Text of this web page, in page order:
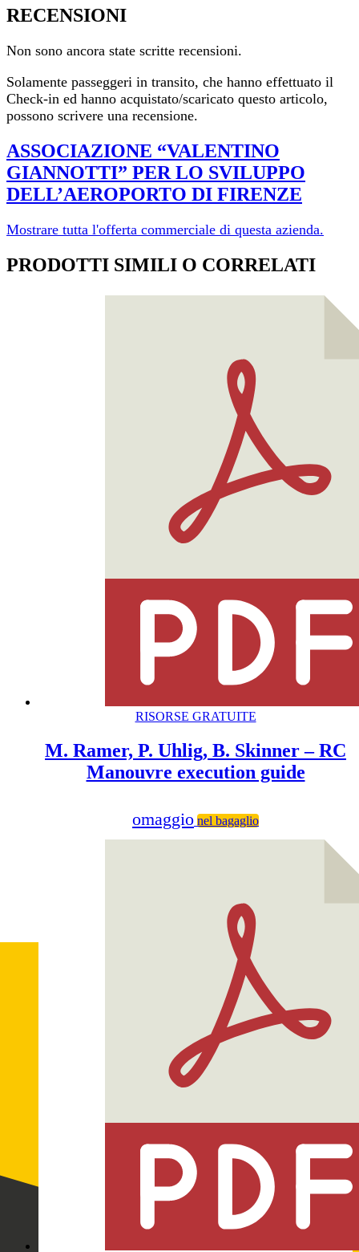
RECENSIONI
Non sono ancora state scritte recensioni.
Solamente passeggeri in transito, che hanno effettuato il
Check-in ed hanno acquistato/scaricato questo articolo,
possono scrivere una recensione.
ASSOCIAZIONE “VALENTINO
GIANNOTTI” PER LO SVILUPPO
DELL’AEROPORTO DI FI­RENZE
Mostrare tutta l'offerta commerciale di questa azienda.
PRODOTTI SIMILI O CORRELATI
RISORSE GRATUITE
M. Ramer, P. Uhlig, B. Skinner – RC
Manouvre execution guide
omaggio nel bagaglio